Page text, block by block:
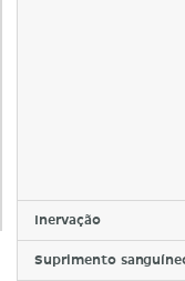
Inervação
Suprimento